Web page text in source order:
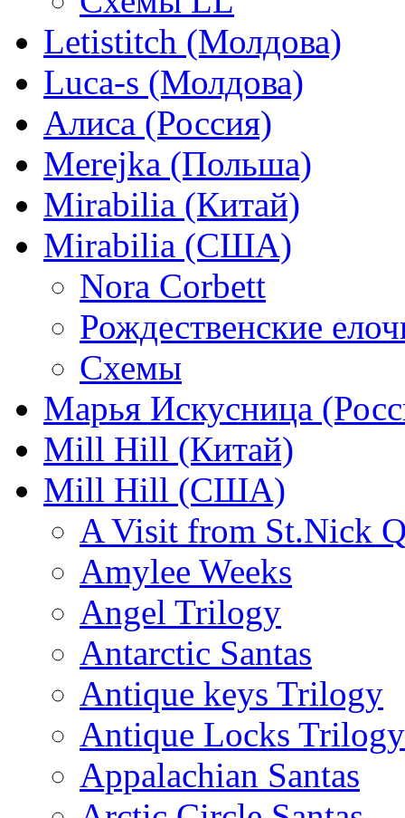
Letistitch (Молдова)
Luca-s (Молдова)
Алиса (Россия)
Merejka (Польша)
Mirabilia (Китай)
Mirabilia (США)
Nora Corbett
Рождественские
Схемы
Марья Искусница
Mill Hill (Китай)
Mill Hill (США)
A Visit from St.Nick
Amylee Weeks
Angel Trilogy
Antarctic Santas
Antique keys Trilogy
Antique Locks Trilogy
Appalachian Santas